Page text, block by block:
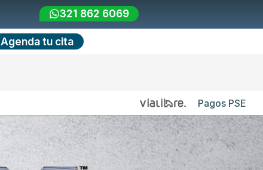
321 862 6069
Agenda tu cita
Pagos PSE